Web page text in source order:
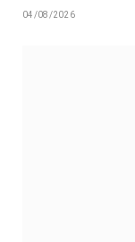
04/08/2026